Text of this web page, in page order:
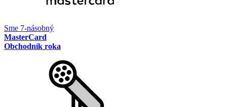
Sme 7-násobný
MasterCard
Obchodník roka